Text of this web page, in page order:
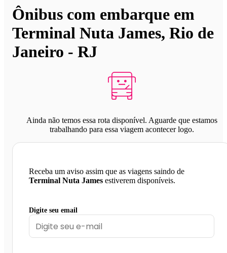
Ônibus com embarque em
Terminal Nuta James, Rio de
Janeiro - RJ
Ainda não temos essa rota disponível. Aguarde que estamos
trabalhando para essa viagem acontecer logo.
Receba um aviso assim que as viagens saindo de
Terminal Nuta James estiverem disponíveis.
Digite seu email